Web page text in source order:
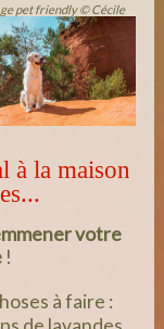
pet friendly © Cécile
à la maison
votre
!
à faire :